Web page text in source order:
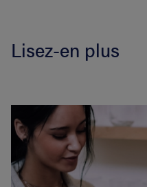
Lisez-en plus